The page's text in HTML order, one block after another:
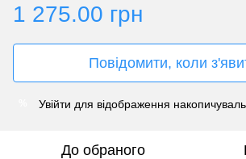
1 275.00 грн
Повідомити, коли
Увійти для відображення
До обраного